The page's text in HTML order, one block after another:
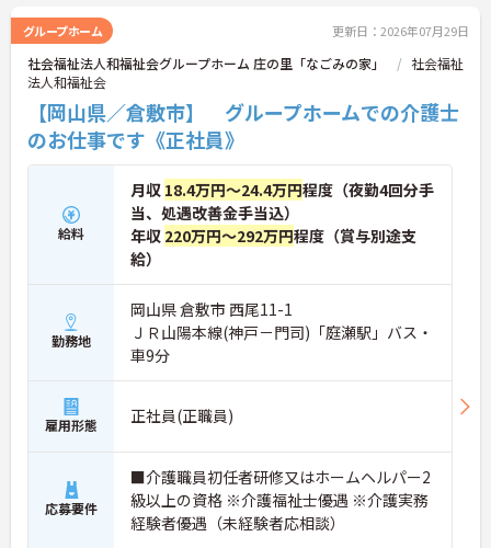
グループホーム 更新日：2026年07月29日
社会福祉法人和福祉会グループホーム 庄の里「なごみの家」
社会福祉
法人和福祉会
【岡山県／倉敷市】 グループホームでの介護士
のお仕事です《正社員》
給料
月収 18.4万円～24.4万円程度（夜勤4回分手
当、処遇改善金手当込）
年収 220万円～292万円程度（賞与別途支
給）
勤務地
岡山県 倉敷市 西尾11-1
ＪＲ山陽本線(神戸－門司)「庭瀬駅」バス・
車9分
雇用形態 正社員(正職員)
応募要件
■介護職員初任者研修又はホームヘルパー2
級以上の資格 ※介護福祉士優遇 ※介護実務
経験者優遇（未経験者応相談）